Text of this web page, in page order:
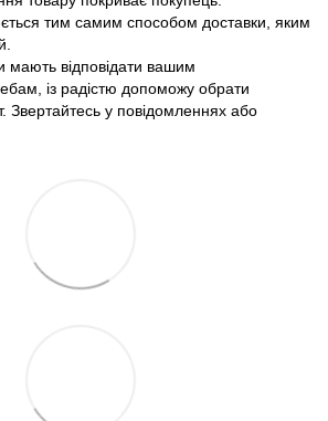
тим самим способом доставки, яким
мають відповідати вашим
із радістю допоможу обрати
Звертайтесь у повідомленнях або